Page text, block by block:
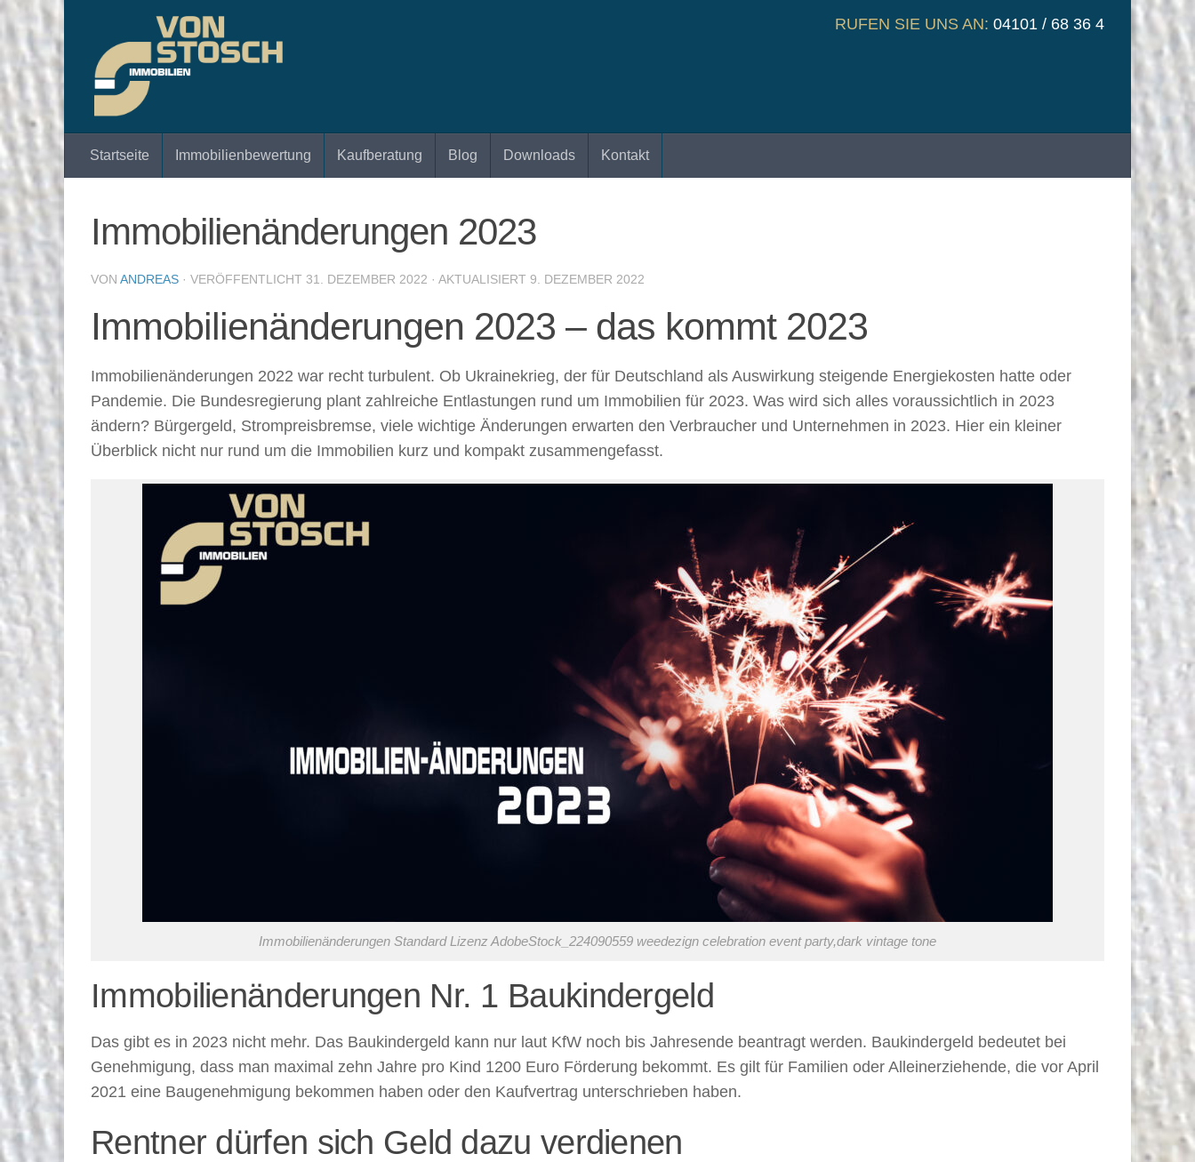
Zum Inhalt springen RUFEN SIE UNS AN: 04101 / 68 36 4
Startseite Immobilienbewertung Kaufberatung Blog Downloads Kontakt
Immobilienänderungen 2023
VON ANDREAS · VERÖFFENTLICHT 31. DEZEMBER 2022 · AKTUALISIERT 9. DEZEMBER 2022
Immobilienänderungen 2023 – das kommt 2023
Immobilienänderungen 2022 war recht turbulent. Ob Ukrainekrieg, der für Deutschland als Auswirkung steigende Energiekosten hatte oder
Pandemie. Die Bundesregierung plant zahlreiche Entlastungen rund um Immobilien für 2023. Was wird sich alles voraussichtlich in 2023
ändern? Bürgergeld, Strompreisbremse, viele wichtige Änderungen erwarten den Verbraucher und Unternehmen in 2023. Hier ein kleiner
Überblick nicht nur rund um die Immobilien kurz und kompakt zusammengefasst.
Immobilienänderungen Standard Lizenz AdobeStock_224090559 weedezign celebration event party,dark vintage tone
Immobilienänderungen Nr. 1 Baukindergeld
Das gibt es in 2023 nicht mehr. Das Baukindergeld kann nur laut KfW noch bis Jahresende beantragt werden. Baukindergeld bedeutet bei
Genehmigung, dass man maximal zehn Jahre pro Kind 1200 Euro Förderung bekommt. Es gilt für Familien oder Alleinerziehende, die vor April
2021 eine Baugenehmigung bekommen haben oder den Kaufvertrag unterschrieben haben.
Rentner dürfen sich Geld dazu verdienen